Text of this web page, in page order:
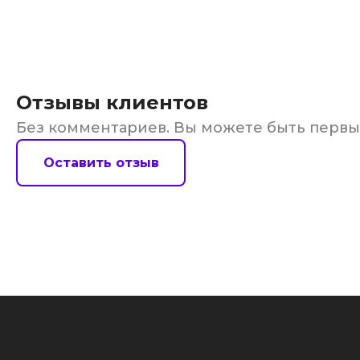
Отзывы клиентов
Без комментариев. Вы можете быть
Оставить отзыв